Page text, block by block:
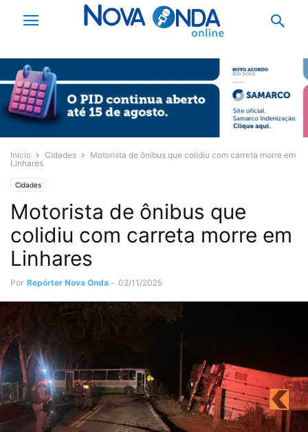
Início Cidades
Motorista de ônibus que colidiu com carreta morre em
Linhares
Cidades
Motorista de ônibus que
colidiu com carreta morre em
Linhares
Por Repórter Nova Onda - 02/11/2025